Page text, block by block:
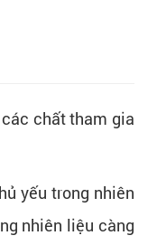
chất tham gia
yếu trong nhiên
nhiên liệu càng